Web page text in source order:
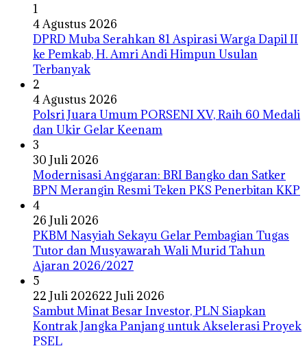
1
4 Agustus 2026
DPRD Muba Serahkan 81 Aspirasi Warga Dapil II
ke Pemkab, H. Amri Andi Himpun Usulan
Terbanyak
2
4 Agustus 2026
Polsri Juara Umum PORSENI XV, Raih 60 Medali
dan Ukir Gelar Keenam
3
30 Juli 2026
Modernisasi Anggaran: BRI Bangko dan Satker
BPN Merangin Resmi Teken PKS Penerbitan KKP
4
26 Juli 2026
PKBM Nasyiah Sekayu Gelar Pembagian Tugas
Tutor dan Musyawarah Wali Murid Tahun
Ajaran 2026/2027
5
22 Juli 202622 Juli 2026
Sambut Minat Besar Investor, PLN Siapkan
Kontrak Jangka Panjang untuk Akselerasi Proyek
PSEL